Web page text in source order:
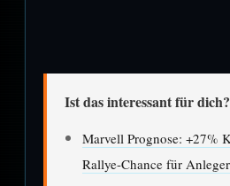
Ist das interessant für dich?
Marvell Prognose: +27%
Rallye-Chance für Anleger